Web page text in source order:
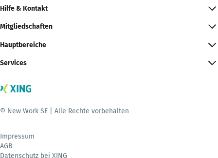
Hilfe & Kontakt
Mitgliedschaften
Hauptbereiche
Services
© New Work SE | Alle Rechte vorbehalten
Impressum
AGB
Datenschutz bei XING